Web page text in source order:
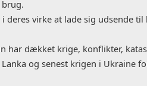
virke at lade sig udsende til
har dækket krige, konflikter,
og senest krigen i Ukraine